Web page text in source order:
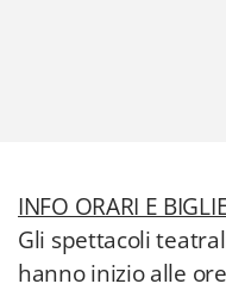
INFO ORARI E
Gli spettacoli
hanno inizio alle